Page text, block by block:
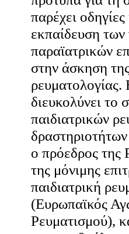
παρέχει
εκπαίδευση των
παραϊατρικών
στην άσκηση
διευκολύνει το
παιδιατρικών
ο πρόεδρος της
της μόνιμης
παιδιατρική
(Ευρωπαϊκός
Ρευματισμού),